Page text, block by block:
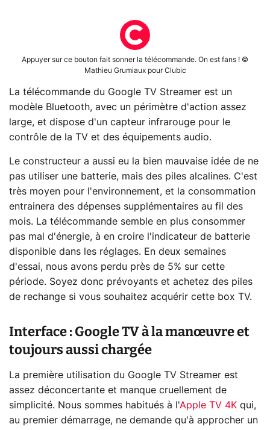
Appuyer sur ce bouton fait sonner la télécommande. On est fans ! ©
Mathieu Grumiaux pour Clubic
La télécommande du Google TV Streamer est un
modèle Bluetooth, avec un périmètre d'action assez
large, et dispose d'un capteur infrarouge pour le
contrôle de la TV et des équipements audio.
Le constructeur a aussi eu la bien mauvaise idée de ne
pas utiliser une batterie, mais des piles alcalines. C'est
très moyen pour l'environnement, et la consommation
entrainera des dépenses supplémentaires au fil des
mois. La télécommande semble en plus consommer
pas mal d'énergie, à en croire l'indicateur de batterie
disponible dans les réglages. En deux semaines
d'essai, nous avons perdu près de 5% sur cette
période. Soyez donc prévoyants et achetez des piles
de rechange si vous souhaitez acquérir cette box TV.
Interface : Google TV à la manœuvre et
toujours aussi chargée
La première utilisation du Google TV Streamer est
assez déconcertante et manque cruellement de
simplicité. Nous sommes habitués à l'Apple TV 4K qui,
au premier démarrage, ne demande qu'à approcher un